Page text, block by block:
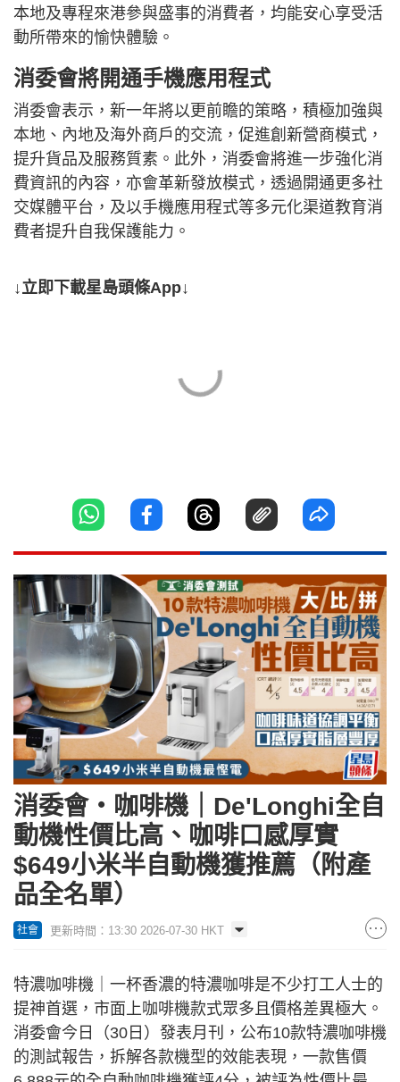
本地及專程來港參與盛事的消費者，均能安心享受活
動所帶來的愉快體驗。
消委會將開通手機應用程式
消委會表示，新一年將以更前瞻的策略，積極加強與
本地、內地及海外商戶的交流，促進創新營商模式，
提升貨品及服務質素。此外，消委會將進一步強化消
費資訊的內容，亦會革新發放模式，透過開通更多社
交媒體平台，及以手機應用程式等多元化渠道教育消
費者提升自我保護能力。
↓立即下載星島頭條App↓
消委會‧咖啡機｜De'Longhi全自
動機性價比高、咖啡口感厚實
$649小米半自動機獲推薦（附產
品全名單）
社會 更新時間：13:30 2026-07-30 HKT
特濃咖啡機｜一杯香濃的特濃咖啡是不少打工人士的
提神首選，市面上咖啡機款式眾多且價格差異極大。
消委會今日（30日）發表月刊，公布10款特濃咖啡機
的測試報告，拆解各款機型的效能表現，一款售價